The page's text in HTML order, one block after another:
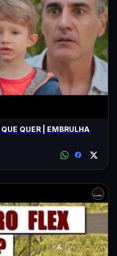
QUER | EMBRULHA